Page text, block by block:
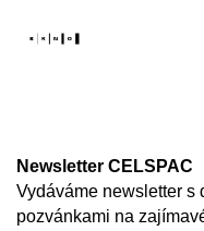
Newsletter CELSPAC
Vydáváme newsletter s
pozvánkami na